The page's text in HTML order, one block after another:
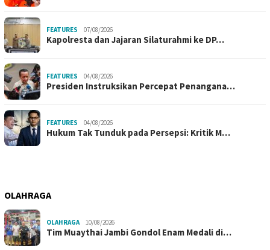
FEATURES 07/08/2026
Kapolresta dan Jajaran Silaturahmi ke DP…
FEATURES 04/08/2026
Presiden Instruksikan Percepat Penangana…
FEATURES 04/08/2026
Hukum Tak Tunduk pada Persepsi: Kritik M…
OLAHRAGA
OLAHRAGA 10/08/2026
Tim Muaythai Jambi Gondol Enam Medali di…